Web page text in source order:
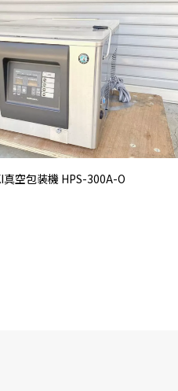
空包装機 HPS-300A-O